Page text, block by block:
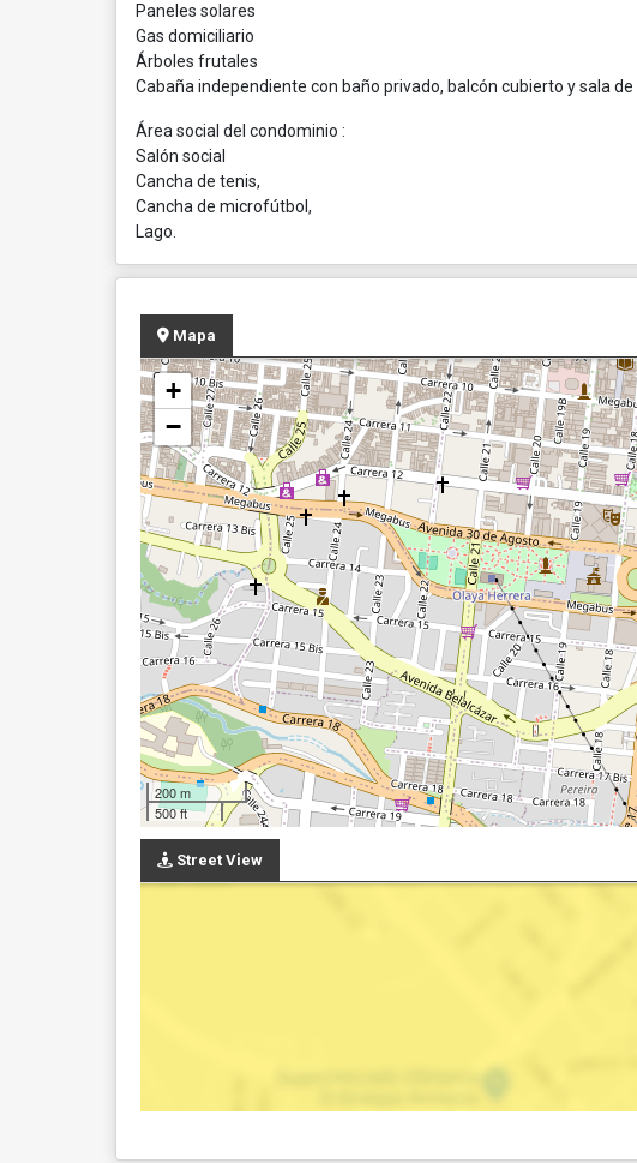
Paneles solares
Gas domiciliario
Árboles frutales
Cabaña independiente con baño privado, balcón cubierto y sala de
Área social del condominio :
Salón social
Cancha de tenis,
Cancha de microfútbol,
Lago.
Mapa
+
−
200 m
500 ft
Street View